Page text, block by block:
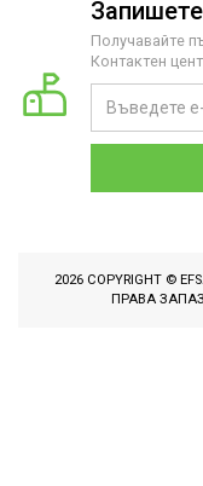
Получавайте
Контактен
2026 COPYRIGHT ©
ПРАВА